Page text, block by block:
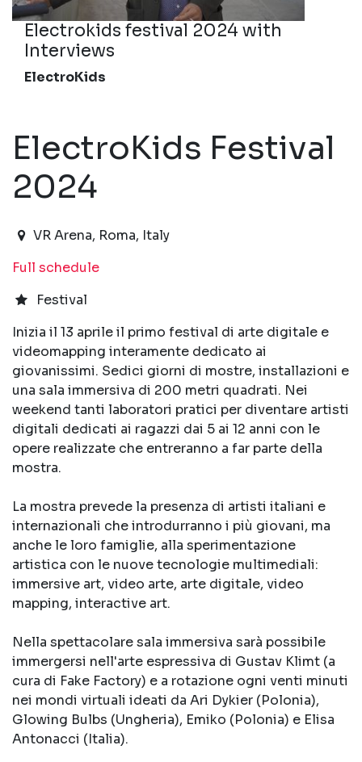
Electrokids festival 2024 with
Interviews
ElectroKids
ElectroKids Festival
2024
2024-04-13T10:00:00.000Z
VR Arena, Roma, Italy
Full schedule
Festival
Inizia il 13 aprile il primo festival di arte digitale e
videomapping interamente dedicato ai
giovanissimi. Sedici giorni di mostre, installazioni e
una sala immersiva di 200 metri quadrati. Nei
weekend tanti laboratori pratici per diventare artisti
digitali dedicati ai ragazzi dai 5 ai 12 anni con le
opere realizzate che entreranno a far parte della
mostra.
La mostra prevede la presenza di artisti italiani e
internazionali che introdurranno i più giovani, ma
anche le loro famiglie, alla sperimentazione
artistica con le nuove tecnologie multimediali:
immersive art, video arte, arte digitale, video
mapping, interactive art.
Nella spettacolare sala immersiva sarà possibile
immergersi nell'arte espressiva di Gustav Klimt (a
cura di Fake Factory) e a rotazione ogni venti minuti
nei mondi virtuali ideati da Ari Dykier (Polonia),
Glowing Bulbs (Ungheria), Emiko (Polonia) e Elisa
Antonacci (Italia).